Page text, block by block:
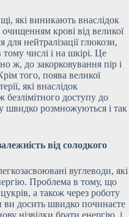
які виникають внаслідок
крові від великої
для нейтралізації глюкози,
числі і на шкірі. Це
ж, до закорковування пір і
того, поява великої
які внаслідок
безлімітного доступу до
швидко розмножуються і так
від солодкого
вуглеводи, які
Проблема в тому, що
а також через роботу
ви досить швидко починаєте
нізвідки брати енергію, і